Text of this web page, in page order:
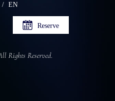
EN
Reserve
Rights Reserved.